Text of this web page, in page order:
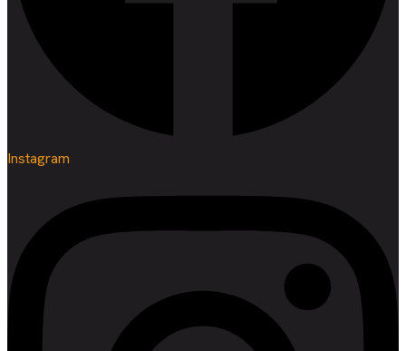
Instagram